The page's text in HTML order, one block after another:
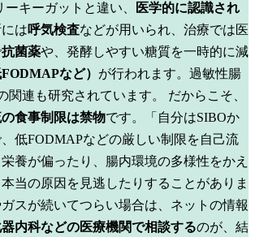
キーガットと違い、
医学的に認識され
は呼気検査などが用いられ、治療では医
抗菌薬や、発酵しやすい糖質を一時的に減
など） が行われます。過敏性腸
関連も研究されています。
だからこそ、
食事制限は禁物です。「自分はSIBOか
低FODMAPなどの厳しい制限を自己流
養が偏ったり、腸内環境の多様性をかえ
当の原因を見逃したりすることがありま
スが続いてつらい場合は、ネットの情報
内科などの医療機関で相談するのが、結